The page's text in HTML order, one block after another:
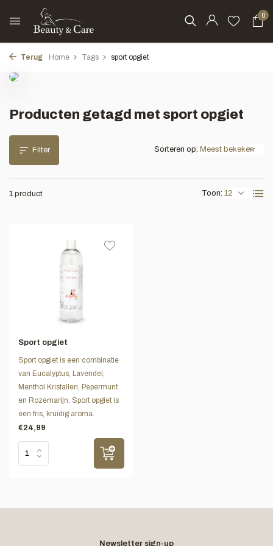
0
Terug Home Tags sport opgiet
Producten getagd met sport opgiet
Filter
1 product Toon:
Sorteren op:
Sport opgiet
Sport opgiet is een combinatie
van Eucalyptus, Lavendel,
Menthol Kristallen, Pepermunt
en Rozemarijn. Sport opgiet is
een fris, kruidig aroma.
€24,99
Newsletter sign-up